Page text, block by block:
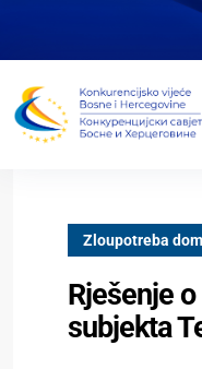
Zloupotreba
Rješenje
subjekta